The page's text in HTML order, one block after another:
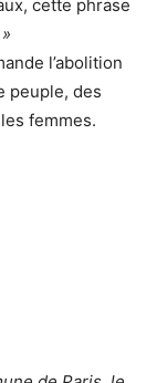
cette phrase
l’abolition
peuple, des
femmes.